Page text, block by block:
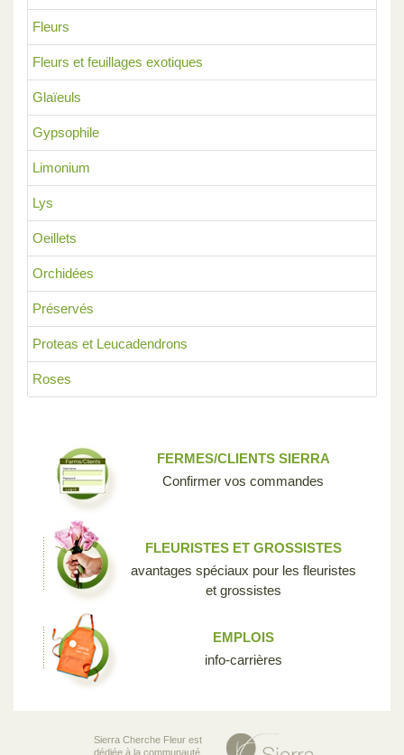
Fleurs
Fleurs et feuillages exotiques
Glaïeuls
Gypsophile
Limonium
Lys
Oeillets
Orchidées
Préservés
Proteas et Leucadendrons
Roses
FERMES/CLIENTS SIERRA
Confirmer vos commandes
FLEURISTES ET GROSSISTES
avantages spéciaux pour les fleuristes
et grossistes
EMPLOIS
info-carrières
Sierra Cherche Fleur est
dédiée à la communauté